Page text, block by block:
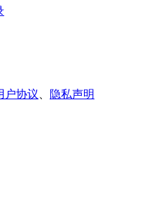
户协议
隐私声明